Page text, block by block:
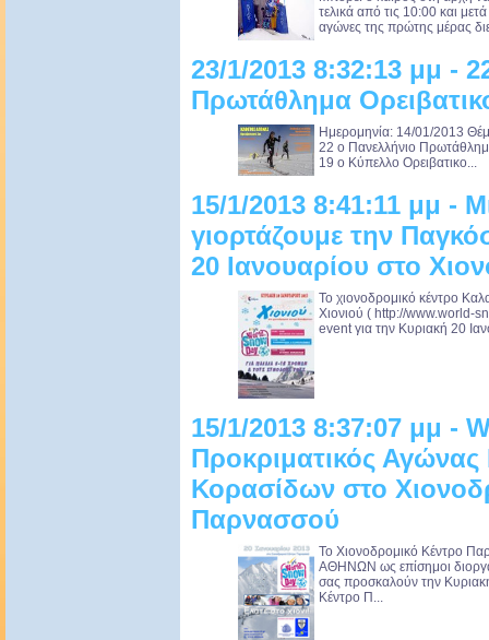
τελικά από τις 10:00 και
αγώνες της πρώτης μέρας
23/1/2013 8:32:13 μμ -
Πρωτάθλημα
Ημερομηνία: 14/01/2013
22 ο Πανελλήνιο
19 ο Κύπελλο Ορειβατικο...
15/1/2013 8:41:11 μμ -
γιορτάζουμε την
20 Ιανουαρίου στο
Το χιονοδρομικό κέντρο
Χιονιού ( http://www.world-
event για την Κυριακή 20
15/1/2013 8:37:07 μμ -
Προκριματικός
Κορασίδων στο
Παρνασσού
Το Χιονοδρομικό Κέντρο
ΑΘΗΝΩΝ ως επίσημοι
σας προσκαλούν την
Κέντρο Π...